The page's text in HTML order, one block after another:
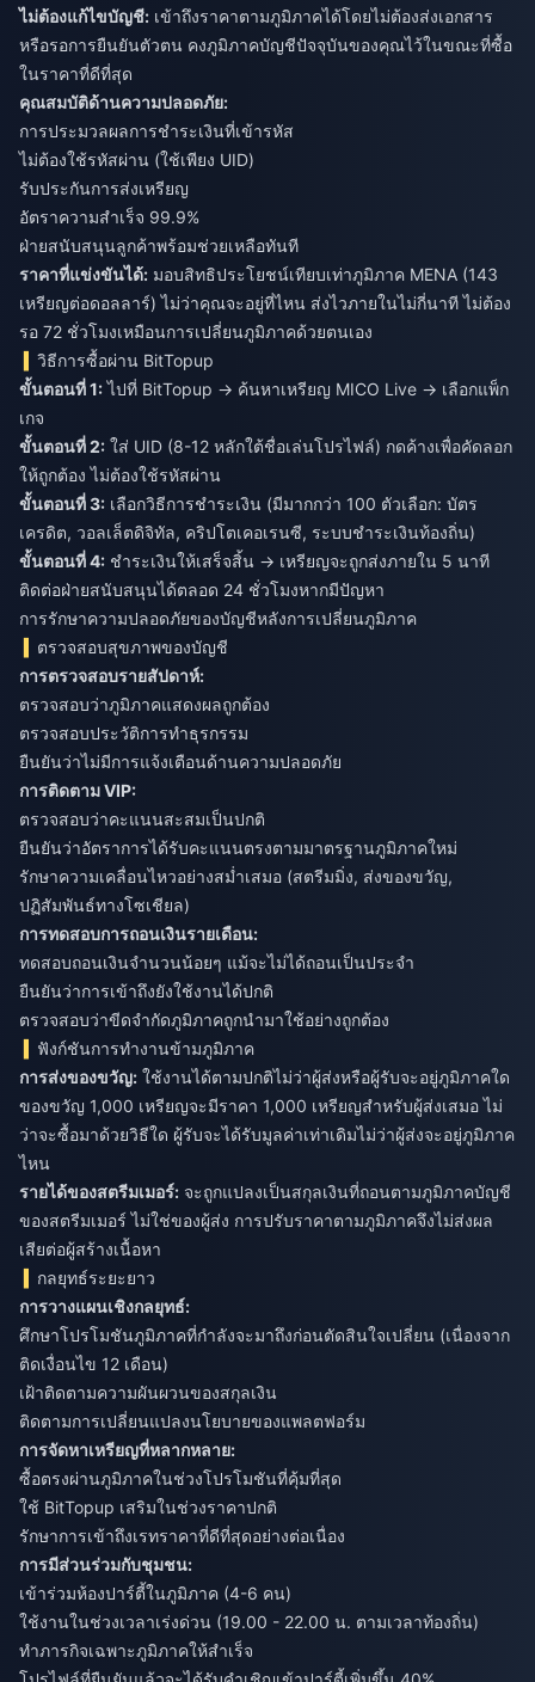
ไม่ต้องแก้ไขบัญชี: เข้าถึงราคาตามภูมิภาคได้โดยไม่ต้องส่งเอกสาร
หรือรอการยืนยันตัวตน คงภูมิภาคบัญชีปัจจุบันของคุณไว้ในขณะที่ซื้อ
ในราคาที่ดีที่สุด
คุณสมบัติด้านความปลอดภัย:
การประมวลผลการชำระเงินที่เข้ารหัส
ไม่ต้องใช้รหัสผ่าน (ใช้เพียง UID)
รับประกันการส่งเหรียญ
อัตราความสำเร็จ 99.9%
ฝ่ายสนับสนุนลูกค้าพร้อมช่วยเหลือทันที
ราคาที่แข่งขันได้: มอบสิทธิประโยชน์เทียบเท่าภูมิภาค MENA (143
เหรียญต่อดอลลาร์) ไม่ว่าคุณจะอยู่ที่ไหน ส่งไวภายในไม่กี่นาที ไม่ต้อง
รอ 72 ชั่วโมงเหมือนการเปลี่ยนภูมิภาคด้วยตนเอง
วิธีการซื้อผ่าน BitTopup
ขั้นตอนที่ 1:ไปที่ BitTopup → ค้นหาเหรียญ MICO Live → เลือกแพ็ก
เกจ
ขั้นตอนที่ 2: ใส่ UID (8-12 หลักใต้ชื่อเล่นโปรไฟล์) กดค้างเพื่อคัดลอก
ให้ถูกต้อง ไม่ต้องใช้รหัสผ่าน
ขั้นตอนที่ 3: เลือกวิธีการชำระเงิน (มีมากกว่า 100 ตัวเลือก: บัตร
เครดิต, วอลเล็ตดิจิทัล, คริปโตเคอเรนซี, ระบบชำระเงินท้องถิ่น)
ขั้นตอนที่ 4: ชำระเงินให้เสร็จสิ้น → เหรียญจะถูกส่งภายใน 5 นาที
ติดต่อฝ่ายสนับสนุนได้ตลอด 24 ชั่วโมงหากมีปัญหา
การรักษาความปลอดภัยของบัญชีหลังการเปลี่ยนภูมิภาค
ตรวจสอบสุขภาพของบัญชี
การตรวจสอบรายสัปดาห์:
ตรวจสอบว่าภูมิภาคแสดงผลถูกต้อง
ตรวจสอบประวัติการทำธุรกรรม
ยืนยันว่าไม่มีการแจ้งเตือนด้านความปลอดภัย
การติดตาม VIP:
ตรวจสอบว่าคะแนนสะสมเป็นปกติ
ยืนยันว่าอัตราการได้รับคะแนนตรงตามมาตรฐานภูมิภาคใหม่
รักษาความเคลื่อนไหวอย่างสม่ำเสมอ (สตรีมมิ่ง, ส่งของขวัญ,
ปฏิสัมพันธ์ทางโซเชียล)
การทดสอบการถอนเงินรายเดือน:
ทดสอบถอนเงินจำนวนน้อยๆ แม้จะไม่ได้ถอนเป็นประจำ
ยืนยันว่าการเข้าถึงยังใช้งานได้ปกติ
ตรวจสอบว่าขีดจำกัดภูมิภาคถูกนำมาใช้อย่างถูกต้อง
ฟังก์ชันการทำงานข้ามภูมิภาค
การส่งของขวัญ: ใช้งานได้ตามปกติไม่ว่าผู้ส่งหรือผู้รับจะอยู่ภูมิภาคใด
ของขวัญ 1,000 เหรียญจะมีราคา 1,000 เหรียญสำหรับผู้ส่งเสมอ ไม่
ว่าจะซื้อมาด้วยวิธีใด ผู้รับจะได้รับมูลค่าเท่าเดิมไม่ว่าผู้ส่งจะอยู่ภูมิภาค
ไหน
รายได้ของสตรีมเมอร์: จะถูกแปลงเป็นสกุลเงินที่ถอนตามภูมิภาคบัญชี
ของสตรีมเมอร์ ไม่ใช่ของผู้ส่ง การปรับราคาตามภูมิภาคจึงไม่ส่งผล
เสียต่อผู้สร้างเนื้อหา
กลยุทธ์ระยะยาว
การวางแผนเชิงกลยุทธ์:
ศึกษาโปรโมชันภูมิภาคที่กำลังจะมาถึงก่อนตัดสินใจเปลี่ยน (เนื่องจาก
ติดเงื่อนไข 12 เดือน)
เฝ้าติดตามความผันผวนของสกุลเงิน
ติดตามการเปลี่ยนแปลงนโยบายของแพลตฟอร์ม
การจัดหาเหรียญที่หลากหลาย:
ซื้อตรงผ่านภูมิภาคในช่วงโปรโมชันที่คุ้มที่สุด
ใช้ BitTopup เสริมในช่วงราคาปกติ
รักษาการเข้าถึงเรทราคาที่ดีที่สุดอย่างต่อเนื่อง
การมีส่วนร่วมกับชุมชน:
เข้าร่วมห้องปาร์ตี้ในภูมิภาค (4-6 คน)
ใช้งานในช่วงเวลาเร่งด่วน (19.00 - 22.00 น. ตามเวลาท้องถิ่น)
ทำภารกิจเฉพาะภูมิภาคให้สำเร็จ